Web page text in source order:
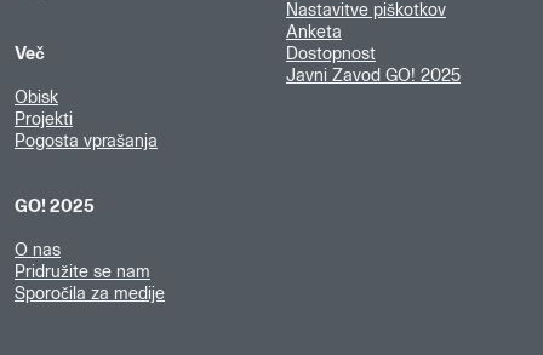
Več
Obisk
Projekti
Pogosta vprašanja
GO! 2025
O nas
Pridružite se nam
Sporočila za medije
Nastavitve piškotkov
Anketa
Dostopnost
Javni Zavod GO! 2025